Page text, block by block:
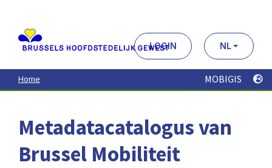
contenu
principal
LOGIN NL
Home MOBIGIS
Metadatacatalogus van
Brussel Mobiliteit